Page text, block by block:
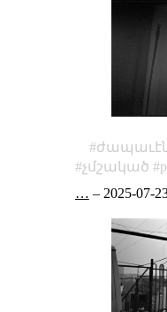
չմշակած
… – 2025-07-